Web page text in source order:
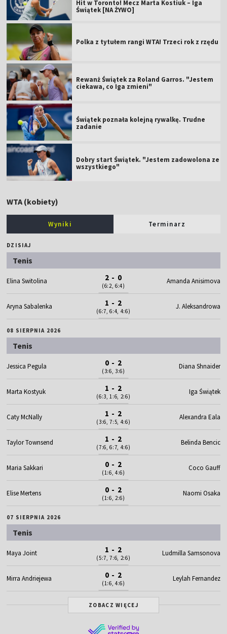
Hit w Toronto! Mecz Marta Kostiuk – Iga
Świątek [NA ŻYWO]
Polka z tytułem rangi WTA! Trzeci rok z rzędu
Rewanż Świątek za Roland Garros. "Jestem
ciekawa, co Iga zmieni"
Świątek poznała kolejną rywalkę. Trudne
zadanie
Dobry start Świątek. "Jestem zadowolona ze
wszystkiego"
WTA (kobiety)
Wyniki Terminarz
DZISIAJ
Tenis
Elina Switolina 2 - 0
(6:2, 6:4)
Amanda Anisimova
Aryna Sabalenka 1 - 2
(6:7, 6:4, 4:6)
J. Aleksandrowa
08 SIERPNIA 2026
Tenis
Jessica Pegula 0 - 2
(3:6, 3:6)
Diana Shnaider
Marta Kostyuk 1 - 2
(6:3, 1:6, 2:6)
Iga Świątek
Caty McNally 1 - 2
(3:6, 7:5, 4:6)
Alexandra Eala
Taylor Townsend 1 - 2
(7:6, 6:7, 4:6)
Belinda Bencic
Maria Sakkari 0 - 2
(1:6, 4:6)
Coco Gauff
Elise Mertens 0 - 2
(1:6, 2:6)
Naomi Osaka
07 SIERPNIA 2026
Tenis
Maya Joint 1 - 2
(5:7, 7:6, 2:6)
Ludmilla Samsonova
Mirra Andriejewa 0 - 2
(1:6, 4:6)
Leylah Fernandez
ZOBACZ WIĘCEJ